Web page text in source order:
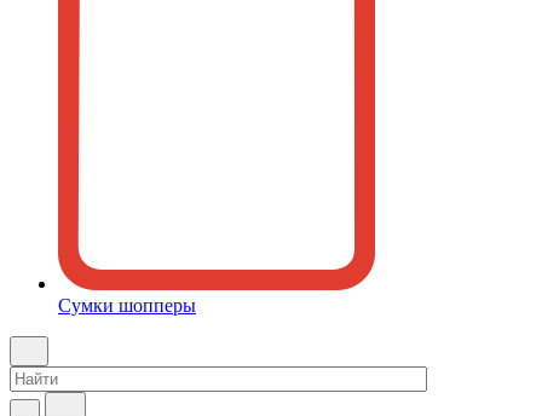
Сумки шопперы